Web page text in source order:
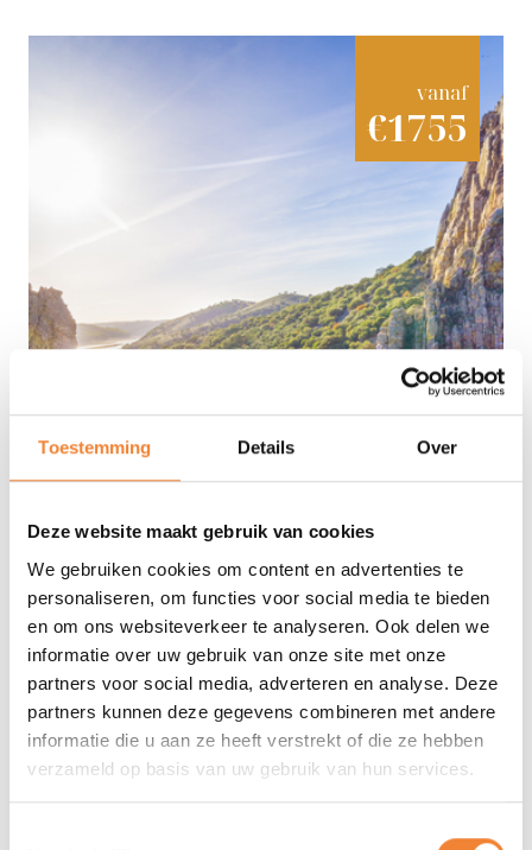
Toestemming Details Over
Deze website maakt gebruik van cookies
We gebruiken cookies om content en advertenties te
personaliseren, om functies voor social media te bieden
en om ons websiteverkeer te analyseren. Ook delen we
informatie over uw gebruik van onze site met onze
partners voor social media, adverteren en analyse. Deze
partners kunnen deze gegevens combineren met andere
informatie die u aan ze heeft verstrekt of die ze hebben
verzameld op basis van uw gebruik van hun services.
vanaf
€1755
08/09 - 15/09/'26
8 dagen Extremadura
LEES MEER
vanaf
€1335